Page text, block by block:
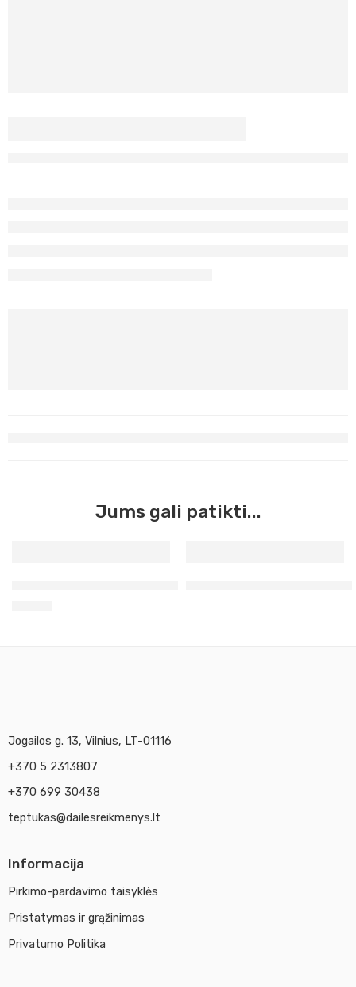
Jums gali patikti...
Jogailos g. 13, Vilnius, LT-01116
+370 5 2313807
+370 699 30438
teptukas@dailesreikmenys.lt
Informacija
Pirkimo-pardavimo taisyklės
Pristatymas ir grąžinimas
Privatumo Politika